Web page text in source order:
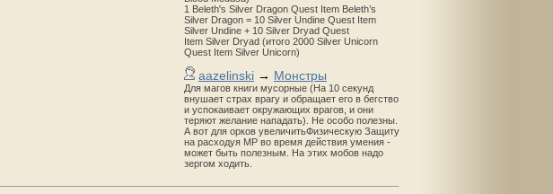
1 Beleth's Silver Dragon Quest Item Beleth’s
Silver Dragon = 10 Silver Undine Quest Item
Silver Undine + 10 Silver Dryad Quest
Item Silver Dryad (итого 2000 Silver Unicorn
Quest Item Silver Unicorn)
aazelinski → Монстры
Для магов книги мусорные (На 10 секунд
внушает страх врагу и обращает его в бегство
и успокаивает окружающих врагов, и они
теряют желание нападать). Не особо полезны.
А вот для орков увеличитьФизическую Защиту
на расходуя MP во время действия умения -
может быть полезным. На этих мобов надо
зергом ходить.